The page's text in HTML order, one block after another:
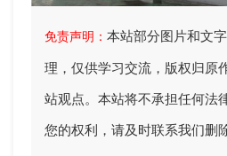
免责声明： 本站部分图片和文
理，仅供学习交流，版权归原
站观点。本站将不承担任何法
您的权利，请及时联系我们删除